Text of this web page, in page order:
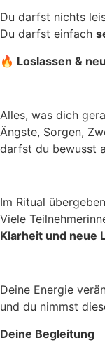
Du darfst nichts
Du darfst einfach
🔥 Loslassen &
Alles, was dich
Ängste, Sorgen,
darfst du bewusst
Im Ritual
Viele
Klarheit und neue
Deine Energie
und du nimmst
Deine Begleitung